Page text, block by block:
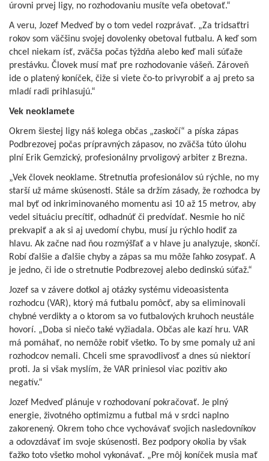
úrovni prvej ligy, no rozhodovaniu musíte veľa obetovať.“
A veru, Jozef Medveď by o tom vedel rozprávať. „Za tridsaťtri
rokov som väčšinu svojej dovolenky obetoval futbalu. A keď som
chcel niekam ísť, zväčša počas týždňa alebo keď mali súťaže
prestávku. Človek musí mať pre rozhodovanie vášeň. Zároveň
ide o platený koníček, čiže si viete čo-to privyrobiť a aj preto sa
mladí radi prihlasujú.“
Vek neoklamete
Okrem šiestej ligy náš kolega občas „zaskočí“ a píska zápas
Podbrezovej počas prípravných zápasov, no zväčša túto úlohu
plní Erik Gemzický, profesionálny prvoligový arbiter z Brezna.
„Vek človek neoklame. Stretnutia profesionálov sú rýchle, no my
starší už máme skúsenosti. Stále sa držím zásady, že rozhodca by
mal byť od inkriminovaného momentu asi 10 až 15 metrov, aby
vedel situáciu precítiť, odhadnúť či predvídať. Nesmie ho nič
prekvapiť a ak si aj uvedomí chybu, musí ju rýchlo hodiť za
hlavu. Ak začne nad ňou rozmýšľať a v hlave ju analyzuje, skončí.
Robí ďalšie a ďalšie chyby a zápas sa mu môže ľahko zosypať. A
je jedno, či ide o stretnutie Podbrezovej alebo dedinskú súťaž.“
Jozef sa v závere dotkol aj otázky systému videoasistenta
rozhodcu (VAR), ktorý má futbalu pomôcť, aby sa eliminovali
chybné verdikty a o ktorom sa vo futbalových kruhoch neustále
hovorí. „Doba si niečo také vyžiadala. Občas ale kazí hru. VAR
má pomáhať, no nemôže robiť všetko. To by sme pomaly už ani
rozhodcov nemali. Chceli sme spravodlivosť a dnes sú niektorí
proti. Ja si však myslím, že VAR priniesol viac pozitív ako
negatív.“
Jozef Medveď plánuje v rozhodovaní pokračovať. Je plný
energie, životného optimizmu a futbal má v srdci naplno
zakorenený. Okrem toho chce vychovávať svojich nasledovníkov
a odovzdávať im svoje skúsenosti. Bez podpory okolia by však
ťažko toto všetko mohol vykonávať. „Pre môj koníček musia mať